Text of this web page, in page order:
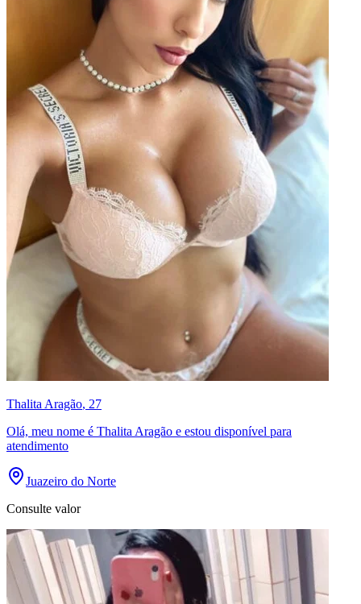
Thalita Aragão, 27
Olá, meu nome é Thalita Aragão e estou disponível para
atendimento
Juazeiro do Norte
Consulte valor